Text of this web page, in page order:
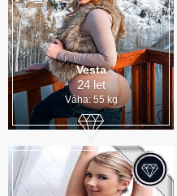
Vesta
24 let
Váha: 55 kg